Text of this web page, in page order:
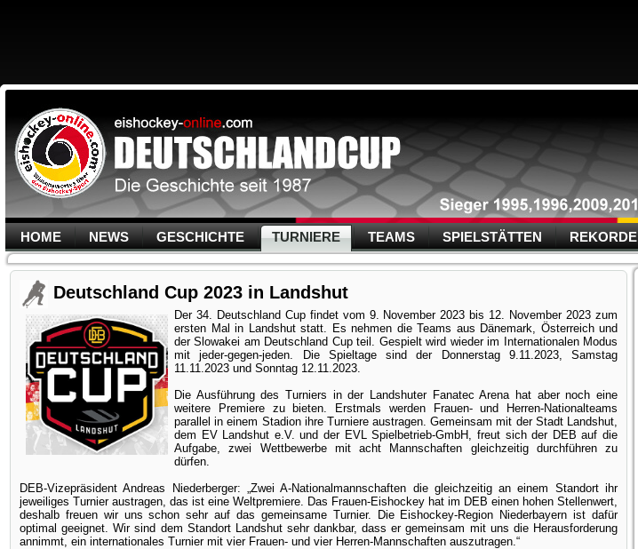
HOME NEWS GESCHICHTE TURNIERE TEAMS SPIELSTÄTTEN REKORDE
Deutschland Cup 2023 in Landshut
Der34. Deutschland Cup findet vom 9. November 2023 bis 12. November 2023 zum
ersten Mal in Landshut statt. Es nehmen die Teams aus Dänemark, Österreich und
der Slowakei am Deutschland Cup teil. Gespielt wird wieder im Internationalen Modus
mit jeder-gegen-jeden. Die Spieltage sind der Donnerstag 9.11.2023, Samstag
11.11.2023 und Sonntag 12.11.2023.
Die Ausführung des Turniers in der Landshuter Fanatec Arena hat aber noch eine
weitere Premiere zu bieten. Erstmals werden Frauen- und Herren-Nationalteams
parallel in einem Stadion ihre Turniere austragen. Gemeinsam mit der Stadt Landshut,
dem EV Landshut e.V. und der EVL Spielbetrieb-GmbH, freut sich der DEB auf die
Aufgabe, zwei Wettbewerbe mit acht Mannschaften gleichzeitig durchführen zu
dürfen.
DEB-Vizepräsident Andreas Niederberger: „Zwei A-Nationalmannschaften die gleichzeitig an einem Standort ihr
jeweiliges Turnier austragen, das ist eine Weltpremiere. Das Frauen-Eishockey hat im DEB einen hohen Stellenwert,
deshalb freuen wir uns schon sehr auf das gemeinsame Turnier. Die Eishockey-Region Niederbayern ist dafür
optimal geeignet. Wir sind dem Standort Landshut sehr dankbar, dass er gemeinsam mit uns die Herausforderung
annimmt, ein internationales Turnier mit vier Frauen- und vier Herren-Mannschaften auszutragen.“